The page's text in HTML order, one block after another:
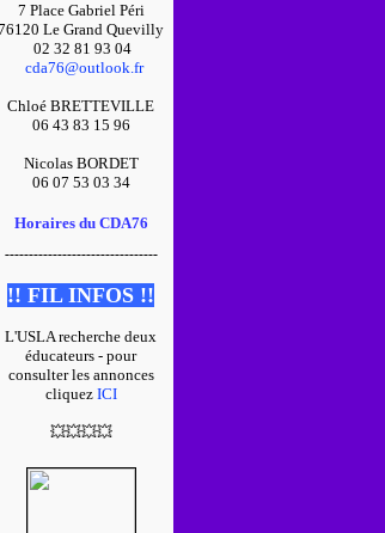
7 Place Gabriel Péri
Le Grand Quevilly
02 32 81 93 04
cda76@outlook.fr
Chloé BRETTEVILLE
06 43 83 15 96
Nicolas BORDET
06 07 53 03 34
Horaires du CDA76
--------------------------------
!! FIL INFOS !!
L'USLA recherche deux
éducateurs - pour
consulter les annonces
cliquez ICI
💥💥💥💥